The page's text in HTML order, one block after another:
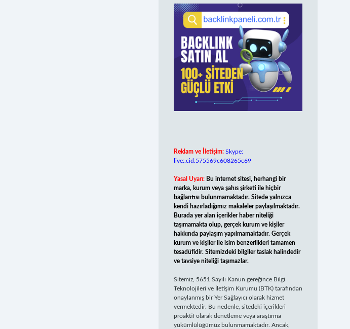
Reklam ve İletişim: Skype:
live:.cid.575569c608265c69
Yasal Uyarı: Bu internet sitesi, herhangi bir
marka, kurum veya şahıs şirketi ile hiçbir
bağlantısı bulunmamaktadır. Sitede yalnızca
kendi hazırladığımız makaleler paylaşılmaktadır.
Burada yer alan içerikler haber niteliği
taşımamakta olup, gerçek kurum ve kişiler
hakkında paylaşım yapılmamaktadır. Gerçek
kurum ve kişiler ile isim benzerlikleri tamamen
tesadüfidir. Sitemizdeki bilgiler taslak halindedir
ve tavsiye niteliği taşımazlar.
Sitemiz, 5651 Sayılı Kanun gereğince Bilgi
Teknolojileri ve İletişim Kurumu (BTK) tarafından
onaylanmış bir Yer Sağlayıcı olarak hizmet
vermektedir. Bu nedenle, sitedeki içerikleri
proaktif olarak denetleme veya araştırma
yükümlülüğümüz bulunmamaktadır. Ancak,